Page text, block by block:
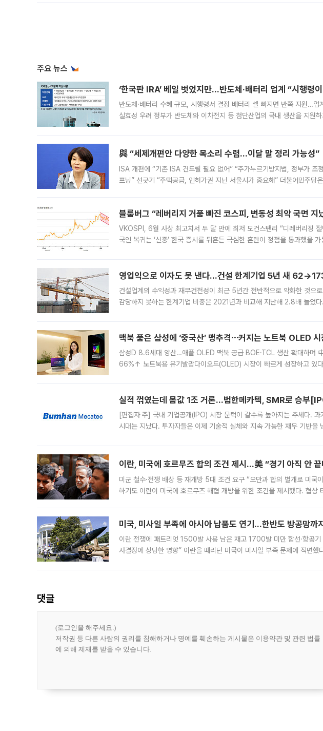
주요 뉴스
‘한국판 IRA’ 베일 벗었지만…반도체·배터리 업계 “시행령
반도체·배터리 수혜 규모, 시행령서 결정 배터리 셀 빠지면 반쪽 지원…
실효성 우려 정부가 반도체와 이차전지 등 첨단산업의 국내 생산을 지원
與 “세제개편안 다양한 목소리 수렴…이달 말 정리 가능성”
ISA 개편에 “기존 ISA 건드릴 필요 없어” “주가누르기방지법, 정부가 조
프닝” 선긋기 “주택공급, 인허가권 지닌 서울시가 중요해” 더불어민주당
블룸버그 “레버리지 거품 빠진 코스피, 변동성 최악 국면 지
VKOSPI, 6월 사상 최고치서 두 달 만에 최저 모건스탠리 “디레버리징
국인 복귀는 ‘신중’ 한국 증시를 뒤흔든 극심한 혼란이 정점을 통과했을
영업익으로 이자도 못 낸다…건설 한계기업 5년 새
건설업계의 수익성과 재무건전성이 최근 5년간 전반적으로 악화한 것으
감당하지 못하는 한계기업 비중은 2021년과 비교해 지난해 2.8배 늘었다
맥북 품은 삼성에 ‘중국산’ 맹추격⋯커지는 노트북 OLED 시
삼성D 8.6세대 양산…애플 OLED 맥북 공급 BOE·TCL 생산 확대하며
66%↑ 노트북용 유기발광다이오드(OLED) 시장이 빠르게 성장하고 있
실적 꺾였는데 몸값 1조 거론…범한메카텍, SMR로 승부
[편집자 주] 국내 기업공개(IPO) 시장 문턱이 갈수록 높아지는 추세다. 과
시대는 지났다. 투자자들은 이제 기술적 실체와 지속 가능한 재무 기반을
이란, 미국에 호르무즈 합의 조건 제시…美 “경기 아직 안
미군 철수·전쟁 배상 등 재개방 5대 조건 요구 “오만과 합의 별개로 미국
하기도 이란이 미국에 호르무즈 해협 개방을 위한 조건을 제시했다. 협상
미국, 미사일 부족에 아시아 납품도 연기…한반도 방공망까
이란 전쟁에 패트리엇 1500발 사용 남은 재고 1700발 미만 함선·항공기
사결정에 상당한 영향” 이란을 때리던 미국이 미사일 부족 문제에 직면했
댓글